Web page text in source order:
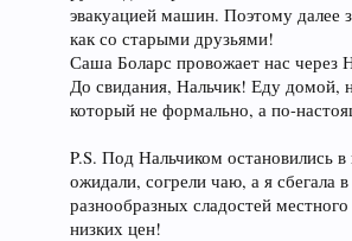
эвакуацией машин. Поэтому далее
как со старыми друзьями!
Саша Боларс провожает нас
До свидания, Нальчик! Еду домой,
который не формально, а по-
P.S. Под Нальчиком остановились
ожидали, согрели чаю, а я сбегала
разнообразных сладостей
низких цен!